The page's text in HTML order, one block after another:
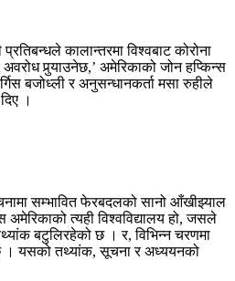
कालान्तरमा विश्वबाट कोरोना
अवरोध पुर्‍याउनेछ,’ अमेरिकाको जोन हप्किन्स
बजोध्ली र अनुसन्धानकर्ता मसा रुहीले
।
सम्भावित फेरबदलको सानो आँखीझ्याल
त्यही विश्वविद्यालय हो, जसले
बटुलिरहेको छ । र, विभिन्‍न चरणमा
। यसको तथ्यांक, सूचना र अध्ययनको